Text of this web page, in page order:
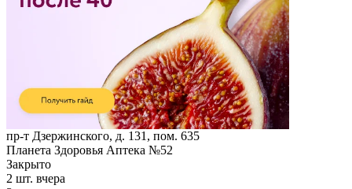
пр-т Дзержинского, д. 131, пом. 635
Планета Здоровья Аптека №52
Закрыто
2 шт. вчера